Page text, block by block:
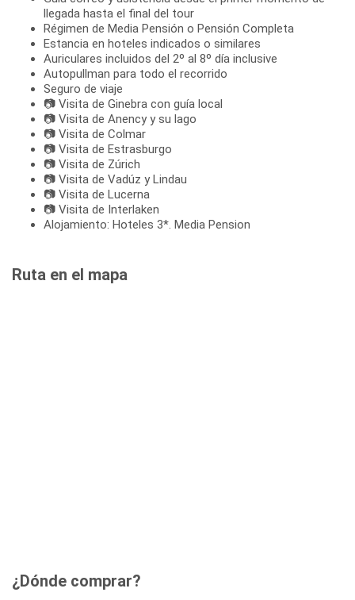
llegada hasta el final del tour
Régimen de Media Pensión o Pensión Completa
Estancia en hoteles indicados o similares
Auriculares incluidos del 2º al 8º día inclusive
Autopullman para todo el recorrido
Seguro de viaje
📷 Visita de Ginebra con guía local
📷 Visita de Anency y su lago
📷 Visita de Colmar
📷 Visita de Estrasburgo
📷 Visita de Zúrich
📷 Visita de Vadúz y Lindau
📷 Visita de Lucerna
📷 Visita de Interlaken
Alojamiento: Hoteles 3*. Media Pension
Ruta en el mapa
¿Dónde comprar?